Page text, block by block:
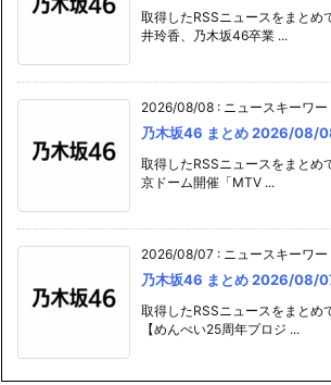
取得したRSSニュースをまとめ
井玲香、乃木坂46卒業 ...
2026/08/08 : ニュースキーワー
乃木坂46 まとめ 2026/08/
取得したRSSニュースをまとめ
京ドーム開催「MTV ...
2026/08/07 : ニュースキーワー
乃木坂46 まとめ 2026/08/
取得したRSSニュースをまとめ
【めんべい25周年プロジ ...